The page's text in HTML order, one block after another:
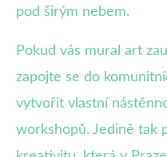
pod širým nebem.
Pokud vás mural art
zapojte se do
vytvořit vlastní
workshopů. Jedině tak